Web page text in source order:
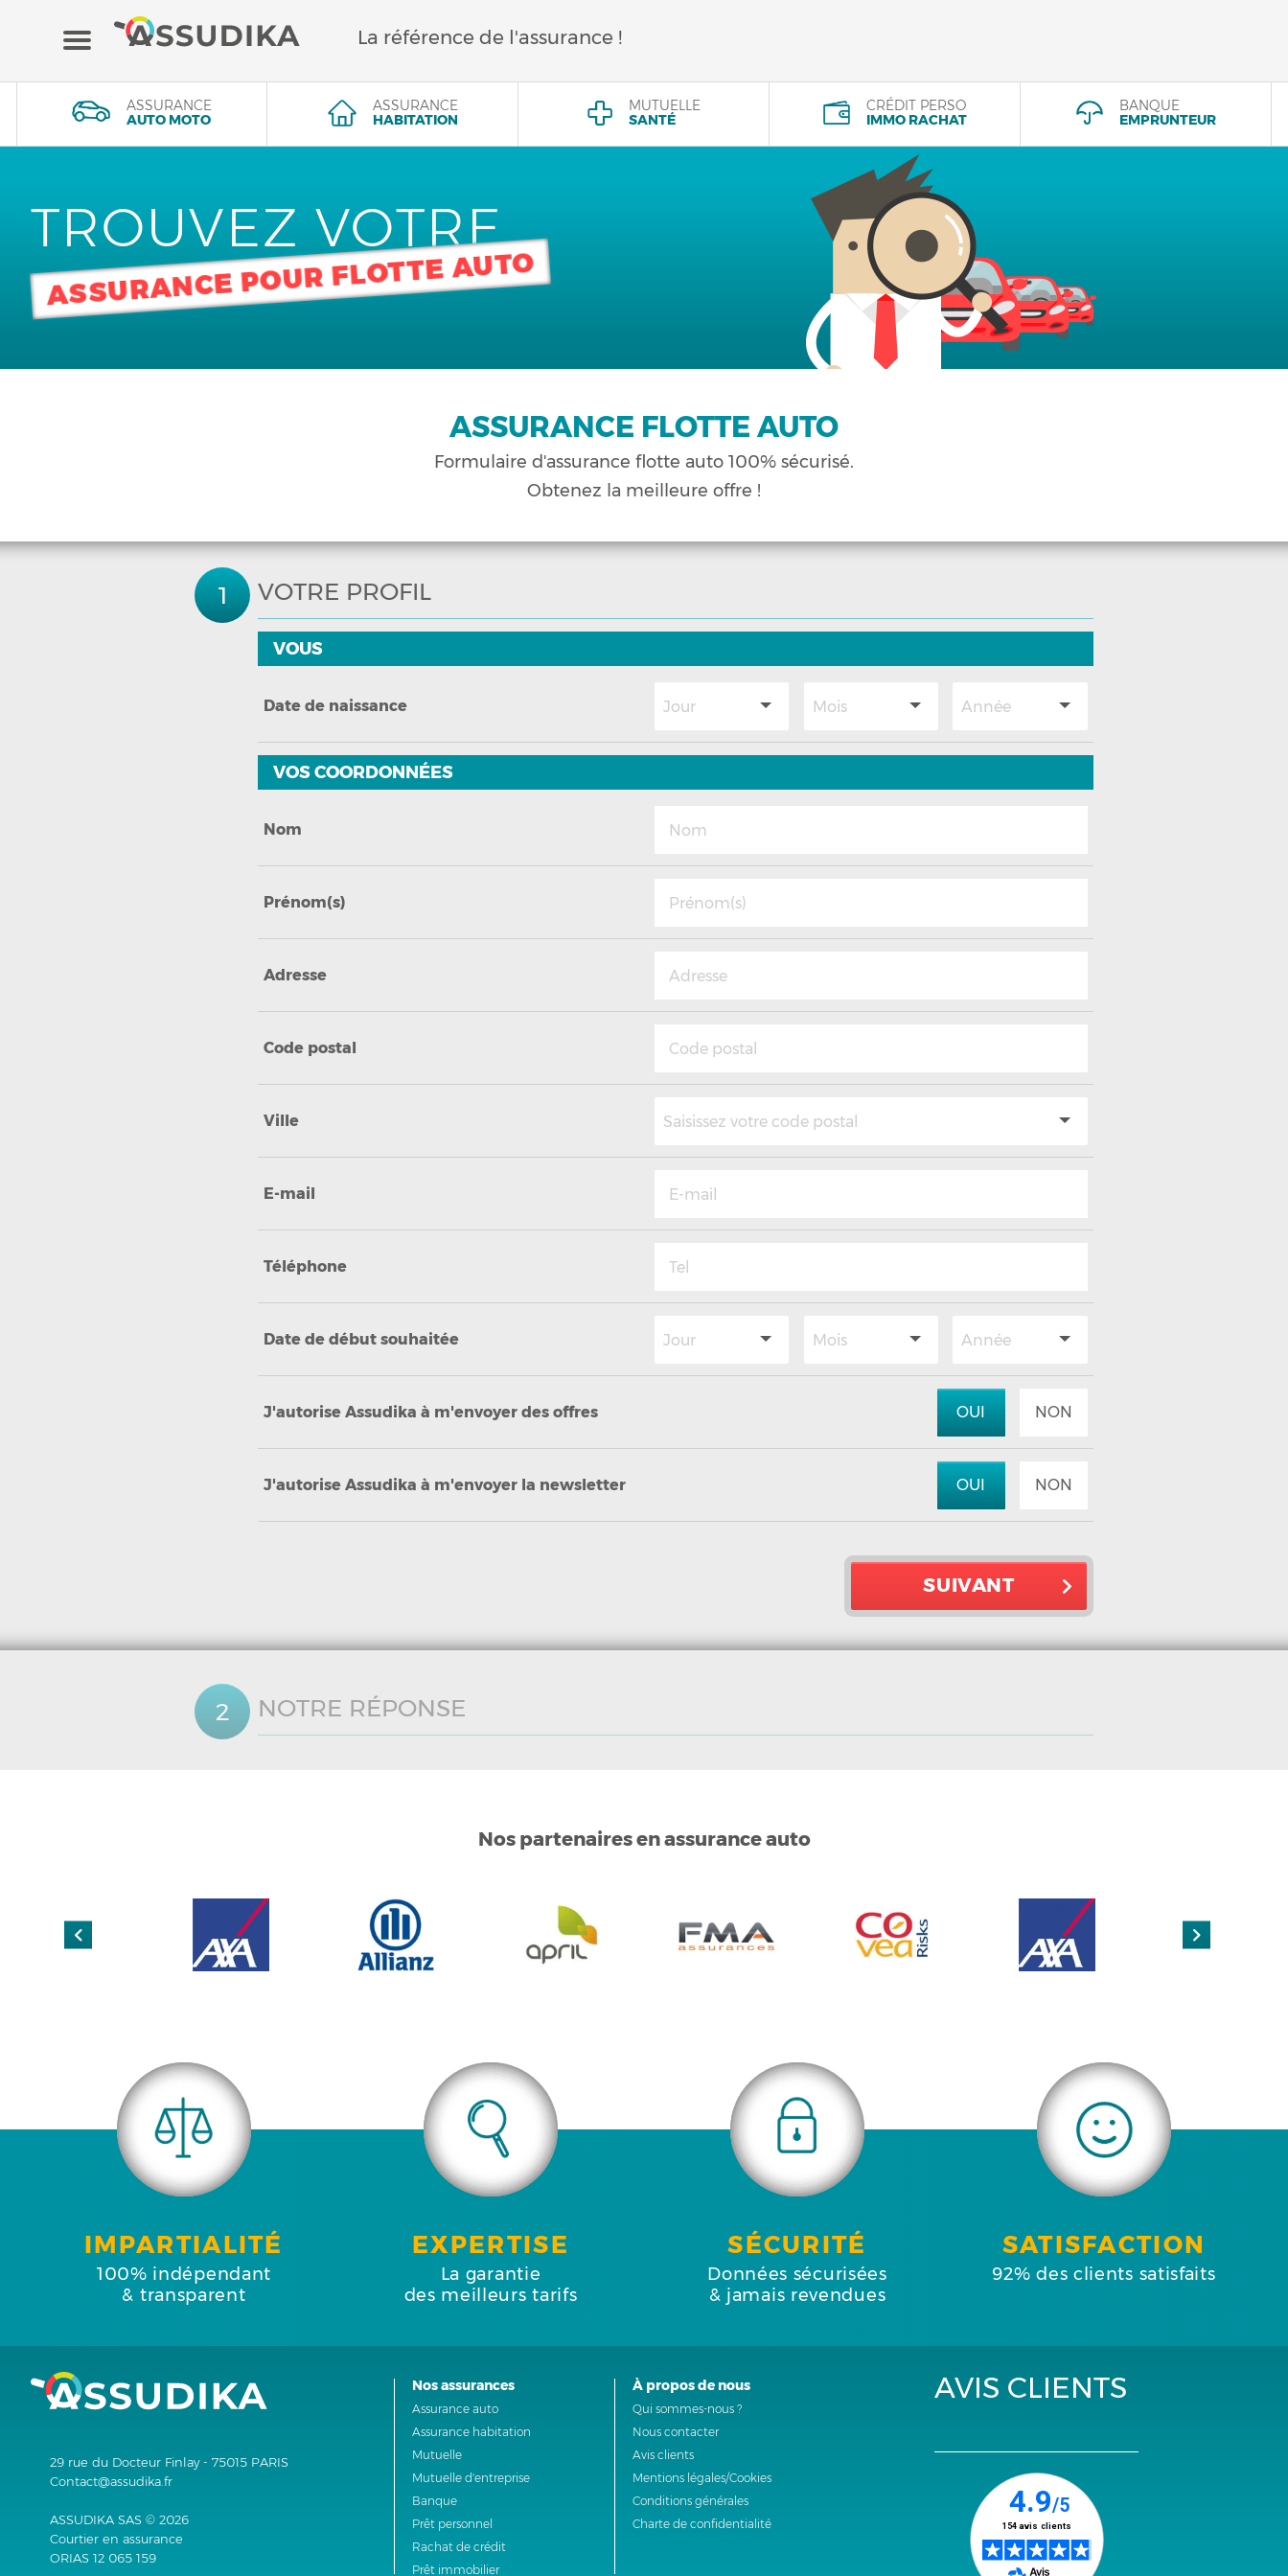
La référence de l'assurance !
Assurance moto
Assurance habitation
Mutuelle
Assurance professionnelle
Assurance entreprise
ASSURANCE
AUTO MOTO
ASSURANCE
HABITATION
MUTUELLE
SANTÉ
CRÉDIT PERSO
IMMO RACHAT
BANQUE
EMPRUNTEUR
TROUVEZ VOTRE
ASSURANCE POUR FLOTTE AUTO
ASSURANCE FLOTTE AUTO
Formulaire d'assurance flotte auto 100% sécurisé.
Obtenez la meilleure offre !
VOTRE PROFIL
VOUS
Date de naissance
VOS COORDONNÉES
Nom
Prénom(s)
Adresse
Code postal
Ville
E-mail
Téléphone
Date de début souhaitée
J'autorise Assudika à m'envoyer des offres OUI NON
J'autorise Assudika à m'envoyer la newsletter OUI NON
SUIVANT
NOTRE RÉPONSE
Nos partenairesen assurance auto
IMPARTIALITÉ
100% indépendant
& transparent
EXPERTISE
La garantie
des meilleurs tarifs
SÉCURITÉ
Données sécurisées
& jamais revendues
SATISFACTION
92% des clients satisfaits
AVIS CLIENTS
29 rue du Docteur Finlay - 75015 PARIS
Contact@assudika.fr
ASSUDIKA SAS © 2026
Courtier en assurance
ORIAS 12 065 159
Nos assurances
Assurance auto
Assurance habitation
Mutuelle
Mutuelle d'entreprise
Banque
Prêt personnel
Rachat de crédit
Prêt immobilier
À propos de nous
Qui sommes-nous ?
Nous contacter
Avis clients
Mentions légales/Cookies
Conditions générales
Charte de confidentialité